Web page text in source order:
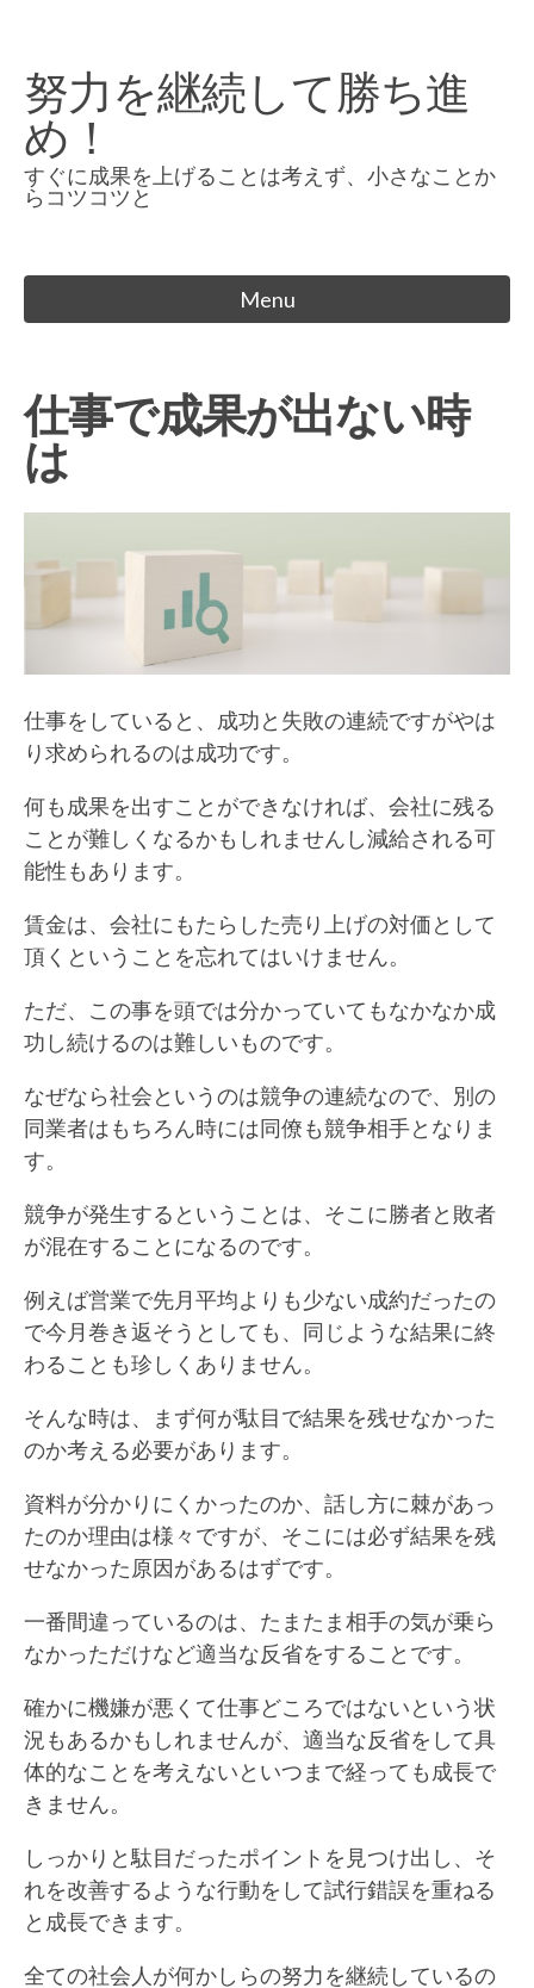
content
努力を継続して勝ち進
め！
すぐに成果を上げることは考えず、小さなことか
らコツコツと
Menu
仕事で成果が出ない時
は
仕事をしていると、成功と失敗の連続ですがやは
り求められるのは成功です。
何も成果を出すことができなければ、会社に残る
ことが難しくなるかもしれませんし減給される可
能性もあります。
賃金は、会社にもたらした売り上げの対価として
頂くということを忘れてはいけません。
ただ、この事を頭では分かっていてもなかなか成
功し続けるのは難しいものです。
なぜなら社会というのは競争の連続なので、別の
同業者はもちろん時には同僚も競争相手となりま
す。
競争が発生するということは、そこに勝者と敗者
が混在することになるのです。
例えば営業で先月平均よりも少ない成約だったの
で今月巻き返そうとしても、同じような結果に終
わることも珍しくありません。
そんな時は、まず何が駄目で結果を残せなかった
のか考える必要があります。
資料が分かりにくかったのか、話し方に棘があっ
たのか理由は様々ですが、そこには必ず結果を残
せなかった原因があるはずです。
一番間違っているのは、たまたま相手の気が乗ら
なかっただけなど適当な反省をすることです。
確かに機嫌が悪くて仕事どころではないという状
況もあるかもしれませんが、適当な反省をして具
体的なことを考えないといつまで経っても成長で
きません。
しっかりと駄目だったポイントを見つけ出し、そ
れを改善するような行動をして試行錯誤を重ねる
と成長できます。
全ての社会人が何かしらの努力を継続しているの